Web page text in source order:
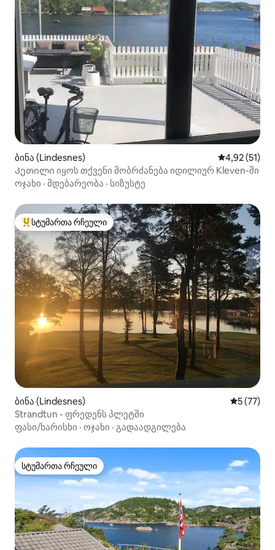
ბინა (Lindesnes) საშუალო
4,92 (51)
Კეთილი იყოს თქვენი მობრძანება იდილიურ Kleven-ში
ოჯახი · მდებარეობა · სიზუსტე
სტუმართა რჩეული მოწინავე ვარიანტი
სტუმართა რჩეული
ბინა (Lindesnes) საშუალო
5 (77)
Strandtun - ფრედენს პლეტში
ფასი/ხარისხი · ოჯახი · გადაადგილება
სტუმართა რჩეული
სტუმართა რჩეული